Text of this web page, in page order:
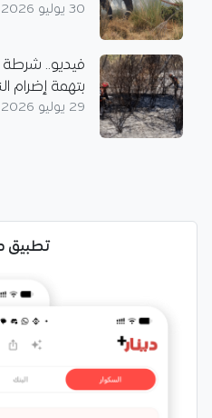
30 يوليو 2026
بتهمة إضرام
29 يوليو 2026
تطبيق